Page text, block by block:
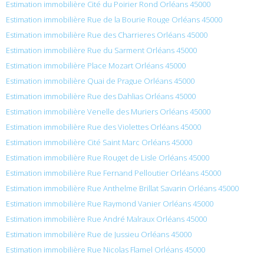
Estimation immobilière Cité du Poirier Rond Orléans 45000
Estimation immobilière Rue de la Bourie Rouge Orléans 45000
Estimation immobilière Rue des Charrieres Orléans 45000
Estimation immobilière Rue du Sarment Orléans 45000
Estimation immobilière Place Mozart Orléans 45000
Estimation immobilière Quai de Prague Orléans 45000
Estimation immobilière Rue des Dahlias Orléans 45000
Estimation immobilière Venelle des Muriers Orléans 45000
Estimation immobilière Rue des Violettes Orléans 45000
Estimation immobilière Cité Saint Marc Orléans 45000
Estimation immobilière Rue Rouget de Lisle Orléans 45000
Estimation immobilière Rue Fernand Pelloutier Orléans 45000
Estimation immobilière Rue Anthelme Brillat Savarin Orléans 45000
Estimation immobilière Rue Raymond Vanier Orléans 45000
Estimation immobilière Rue André Malraux Orléans 45000
Estimation immobilière Rue de Jussieu Orléans 45000
Estimation immobilière Rue Nicolas Flamel Orléans 45000